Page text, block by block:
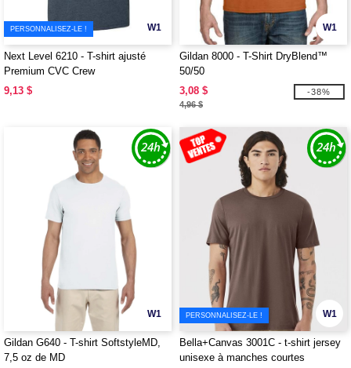
W1
PERSONNALISEZ-LE !
Next Level 6210 - T-shirt ajusté
Premium CVC Crew
9,13 $
W1
Gildan 8000 - T-Shirt DryBlend™
50/50
3,08 $
4,96 $
-38%
W1
Gildan G640 - T-shirt SoftstyleMD,
7,5 oz de MD
W1
PERSONNALISEZ-LE !
Bella+Canvas 3001C - t-shirt jersey
unisexe à manches courtes